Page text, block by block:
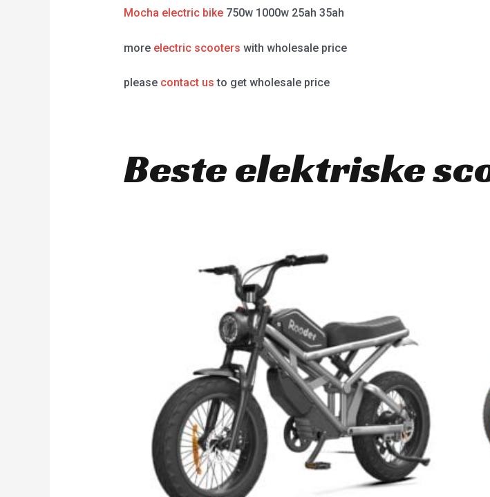
Mocha electric bike750w 1000w 25ah 35ah
more electric scooters with wholesale price
please contact us to get wholesale price
Beste elektriske